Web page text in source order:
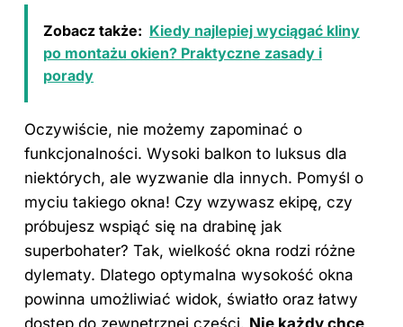
Zobacz także: Kiedy najlepiej wyciągać kliny
po montażu okien? Praktyczne zasady i
porady
Oczywiście, nie możemy zapominać o
funkcjonalności. Wysoki balkon to luksus dla
niektórych, ale wyzwanie dla innych. Pomyśl o
myciu takiego okna! Czy wzywasz ekipę, czy
próbujesz wspiąć się na drabinę jak
superbohater? Tak, wielkość okna rodzi różne
dylematy. Dlatego optymalna wysokość okna
powinna umożliwiać widok, światło oraz łatwy